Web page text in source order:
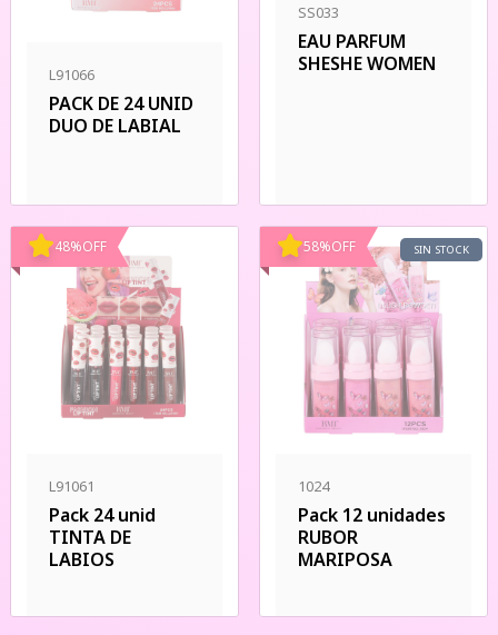
L91066
PACK DE 24 UNID
DUO DE LABIAL
SS033
EAU PARFUM
SHESHE WOMEN
48%OFF
L91061
Pack 24 unid
TINTA DE
LABIOS
58%OFF SIN STOCK
1024
Pack 12 unidades
RUBOR
MARIPOSA